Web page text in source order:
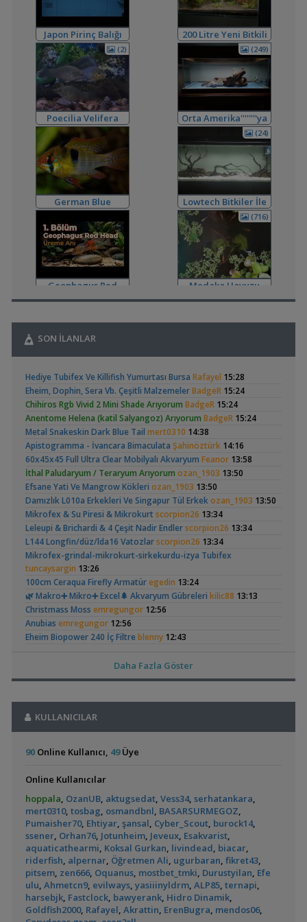
Ciklet Balığı Boy Aldırma 17:00
Ternapi Medaka Pondları 15:33
Akvaryum Tanıtımı
Basit Melek Ve Cuce Vatoz Akvaryumu (200 Litre)saturday
14:01
Akvaryum Tanıtımı
Karidesler Sobo Sf 550f Filtre İçine Kaçabilir Mi
Omurgasızlar
Bitkili Akvaryuma İlk Adım ,12:45
Yeni Üye Forumu
👋 Yeni Gelenler Buradan Merhaba Desinwolk23,12:03
Yeni Üye Forumu
Büyükşehir Belediyesi Çalışıyor,gece 3 😊MasterChiefHakan
10:09
Yeni Üye Forumu
Bitkili Tankda Led Kullanımı dreamcatcherr 09:15
Işık CO2 ve Ekipmanlar
Dıy - Akvaryum Aydınlatması Hakkında Bilgi Minics,01:42
Yeni Üye Forumu
130 Lt 50+ Lepistes İçin8.500 Tl Bütçeli DışfiltreSerpent,
00:15
Yeni Üye Forumu
Akvaredden Gelen Bitkiler
Bitki Türleri ve Bakımı
Akvaryum Tanıtımı
Japon Balığım Yüzeyde Hava Almaya Çalışıyor Betta_King
18:01
Yeni Üye Forumu
Karides Akvaryumu: Karideslerim Ölüyorugurbaran
Yeni Üye Forumu
Beta Balığında İdeal Damızlık Yaşı Kaç Aydır?Ygghjh,
Yeni Üye Forumu
Filtre ÖnerisiSemihDinçer,17:17
Yeni Üye Forumu
Tek Co2 Tüpü Aynı Anda 2 Akvaryumda Kullanılır Mı?
GETS34,10:03
Işık CO2 ve Ekipmanlar
Klorlu Suya Girmiş Pipo Filtrehoppala,02:22
Filtreleme Seçenekleri
Akvaryum Daki Beyaz İnce SolucanlarAhmet53
Yeni Üye Forumu
Aquasphere Tr Youtube KanalıIgorVladimir
Akvaryum Dünyasından Haberler
Vahşi Beta Ve Labirentli Hobicileri, Birleşin!
Leonardit Zeminli Akvaryum KurulumuBelisarius,20:14
Akvaryum Tanıtımı
Akvaryum ve Tür Tavsiyesi
Bitki Akvaryumları Genel
37 Litrelik Siyah Neon Tetra AkvaryumumAhmet53,18:02
Akvaryum Tanıtımı
Red Mangrove (rhizophora Mangle) bilentungul,14:43
Akvaryum Tanıtımı
Dwarf Puffer / Pea Puffer Türkiye’de Besleyenler Future07
14:25
Diğer Tatlı Su Canlıları
135 Lt Akvaryum İçin Bu Canlı Sayısı Fazla Mı? Betta_King
12:01
Yeni Üye Forumu
Japon Pirinç Balığı
(japanese Rice Fish)
(2)
Poecilia Velifera
German Blue
Ramirezi
Geophagus Red
Head Üreme Süreci
Hongsloi Çiftim Ve
Yavruları
(4)
Betta Antuta
Ramshorn Hakkında
Her Şey
Elma Salyangozu
Güncel
Otocinclus
Siamensis Alg Eater (
Sae )
200 Litre Yeni Bitkili
Tankım
(249)
Orta Amerika''''''''ya
Dönüş
(24)
Lowtech Bitkiler İle
Hobiye Dönüş(716)
Medaka Havuzu
Vatoz Akvaryumu
(200 Litre)
30x20x20 Ramshorn
Akvaryumu
Leonardit Zeminli
Akvaryum Kurulumu
Red Mangrove
Akvaryumum(390)
Küçük Bir Su
Birikintisi :)
(2)
SON İLANLAR
Hediye Tubifex Ve Killifish Yumurtası Bursa Rafayel 15:28
Eheim, Dophin, Sera Vb. Çeşitli MalzemelerBadgeR 15:24
Chihiros Rgb Vivid 2 Mini Shade Arıyorum BadgeR 15:24
Anentome Helena (katil Salyangoz) Arıyorum BadgeR 15:24
Metal Snakeskin Dark Blue Tail mert0310 14:38
Apistogramma - İvancara Bimaculata Şahinöztürk 14:16
60x45x45 Full Ultra Clear Mobilyalı Akvaryum Feanor 13:58
İthal Paludaryum / Teraryum Arıyorum ozan_1903 13:50
Efsane Yati Ve Mangrow Kökleri ozan_1903 13:50
Damızlık L010a Erkekleri Ve Singapur Tül Erkekozan_1903 13:50
Mikrofex & Su Piresi & Mikrokurt scorpion26 13:34
Leleupi & Brichardi & 4 Çeşit Nadir Endlerscorpion26 13:34
L144 Longfin/düz/lda16 Vatozlarscorpion26 13:34
Mikrofex-grindal-mikrokurt-sirkekurdu-izya Tubifex
tuncaysargin 13:26
100cm Ceraqua Firefly Armatüregedin 13:24
🌿 Makro➕️ Mikro➕ Excel🌲 Akvaryum Gübreleri kilic88 13:13
Christmass Moss emregungor 12:56
Anubias emregungor 12:56
Eheim Biopower 240 İç Filtre blenny 12:43
ÖĞRÜNÇ 11:56
Exel , Ramshorm , BitkiCevdetSERBEST11:42
Moss TeliCevdetSERBEST11:42
Gold Laser Corydoras (3d-6e)
🐬˚˖𓍢✨໋ 🐋✧˚koleksiyonluk Bitkiler˚˖🐬˚✨໋ 🐋✧˚.🐟hasancn10:04
Cam Emiş Basış ,gübre Seti 7 Parça
High Tech Paketleri %40 İndimli Tek Paket
Caridina Serratirostris ( Ninja Karides)
Melek Çifti Yumurta Diziyordream0709:52
Çift Kribensisler Düzenli Yavru Veren 5 Çiftdream07 09:52
Akvaryumların İhtiyaçları GETS34 09:39
Uygun Yerli Üretim Ivanacara Bimaculata Yavrularıflanormimar
09:11
Dev Demasoni Kolonisi 8dişi 2 Erkek mendos06 09:01
5 Katlı Özel Tasarım Demir Profil Akvaryum Sehbasımendos06
09:01
Sürekli Güncel Türler.. Aqualandakvaryum08:50
Daha Fazla Göster
KULLANICILAR
90Online Kullanıcı, 49Üye
Online Kullanıcılar
hoppala, OzanUB, aktugsedat, Vess34, serhatankara,
mert0310, tosbag, osmandbnl, BASARSURMEGOZ,
Pumaisher70, Ehtiyar, şansal, Cyber_Scout, burock14,
ssener, Orhan76, Jotunheim, Jeveux, Esakvarist,
aquaticathearmi, Koksal Gurkan, livindead, biacar,
riderfish, alpernar, Öğretmen Ali, ugurbaran, fikret43,
pitsem, zen666, Oquanus, mostbet_tmki, Durustyilan, Efe
ulu, Ahmetcn9, evilways, yasiiinyldrm, ALP85, ternapi,
harsebjk, Fastclock, bawyerank, Hidro Dinamik,
Goldfish2000, Rafayel, Akrattin, ErenBugra, mendos06,